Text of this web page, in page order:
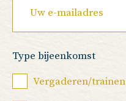
Type bijeenkomst
Vergaderen/trainen